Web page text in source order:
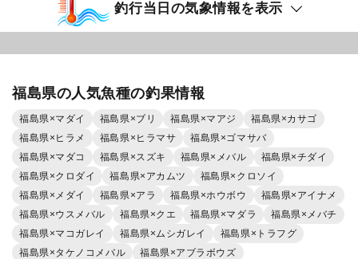
釣行当日の気象情報を表示
福島県の人気魚種の釣果情報
福島県×マダイ 福島県×ブリ 福島県×マアジ
福島県×カサゴ
福島県×ヒラメ
福島県×ヒラマサ
福島県×ゴマサバ
福島県×マダコ
福島県×スズキ 福島県×メバル
福島県×チダイ
福島県×クロダイ
福島県×アカムツ
福島県×クロソイ
福島県×メダイ
福島県×アラ 福島県×ホウボウ
福島県×アイナメ
福島県×ウスメバル
福島県×クエ 福島県×マダラ
福島県×メバチ
福島県×マコガレイ
福島県×ムシガレイ
福島県×トラフグ
福島県×タケノコメバル
福島県×アブラボウズ